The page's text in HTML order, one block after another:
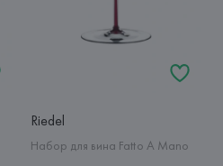
Riedel
Набор для вина Fatto A Mano